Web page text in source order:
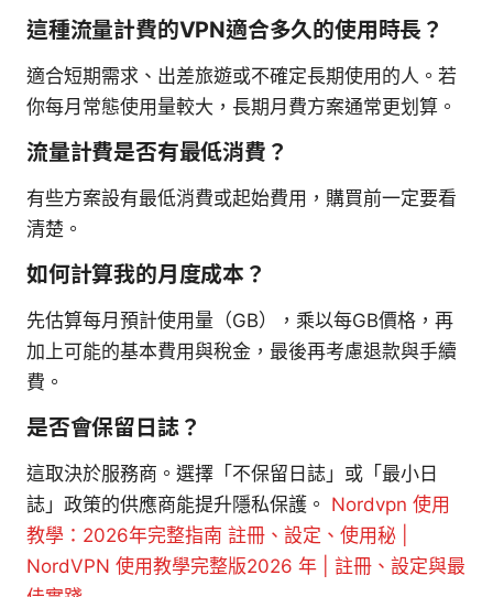
這種流量計費的VPN適合多久的使用時長？
適合短期需求、出差旅遊或不確定長期使用的人。若
你每月常態使用量較大，長期月費方案通常更划算。
流量計費是否有最低消費？
有些方案設有最低消費或起始費用，購買前一定要看
清楚。
如何計算我的月度成本？
先估算每月預計使用量（GB），乘以每GB價格，再
加上可能的基本費用與稅金，最後再考慮退款與手續
費。
是否會保留日誌？
這取決於服務商。選擇「不保留日誌」或「最小日
誌」政策的供應商能提升隱私保護。 Nordvpn 使用
教學：2026年完整指南 註冊、設定、使用秘 |
NordVPN 使用教學完整版2026 年 | 註冊、設定與最